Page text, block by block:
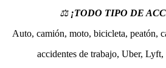
‍⚖️¡TODO TIPO DE
Auto, camión, moto, bicicleta, peatón,
accidentes de trabajo, Uber,